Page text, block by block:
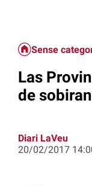
Sense
Las
de
Diari LaVeu
20/02/2017